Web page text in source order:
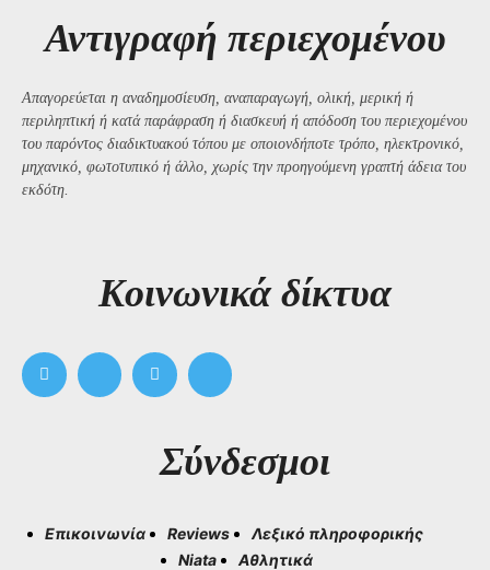
Αντιγραφή περιεχομένου
Απαγορεύεται η αναδημοσίευση, αναπαραγωγή, ολική, μερική ή
περιληπτική ή κατά παράφραση ή διασκευή ή απόδοση του περιεχομένου
του παρόντος διαδικτυακού τόπου με οποιονδήποτε τρόπο, ηλεκτρονικό,
μηχανικό, φωτοτυπικό ή άλλο, χωρίς την προηγούμενη γραπτή άδεια του
εκδότη.
Kοινωνικά δίκτυα
Σύνδεσμοι
Επικοινωνία Reviews
Λεξικό πληροφορικής
Niata
Αθλητικά